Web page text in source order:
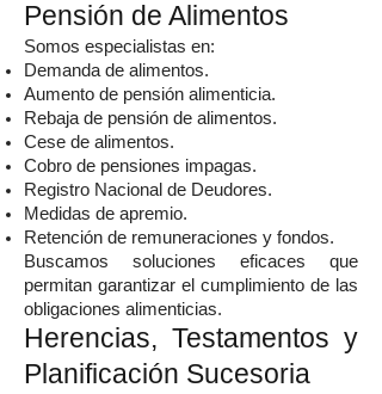
Pensión de Alimentos
Somos especialistas en:
Demanda de alimentos.
Aumento de pensión alimenticia.
Rebaja de pensión de alimentos.
Cese de alimentos.
Cobro de pensiones impagas.
Registro Nacional de Deudores.
Medidas de apremio.
Retención de remuneraciones y fondos.
Buscamos soluciones eficaces que
permitan garantizar el cumplimiento de las
obligaciones alimenticias.
Herencias, Testamentos y
Planificación Sucesoria